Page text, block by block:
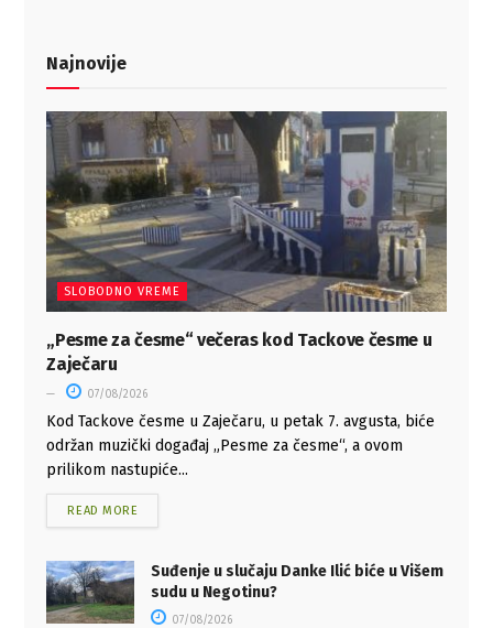
Najnovije
SLOBODNO VREME
„Pesme za česme“ večeras kod Tackove česme u
Zaječaru
07/08/2026
Kod Tackove česme u Zaječaru, u petak 7. avgusta, biće
održan muzički događaj „Pesme za česme“, a ovom
prilikom nastupiće...
READ MORE
Suđenje u slučaju Danke Ilić biće u Višem
sudu u Negotinu?
07/08/2026